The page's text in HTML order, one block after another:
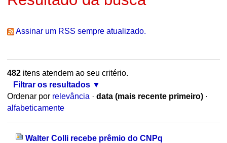
Assinar um RSS sempre atualizado.
482itens atendem ao seu critério.
Filtrar os resultados
Ordenar por relevância · data (mais recente primeiro) ·
alfabeticamente
Walter Colli recebe prêmio do CNPq